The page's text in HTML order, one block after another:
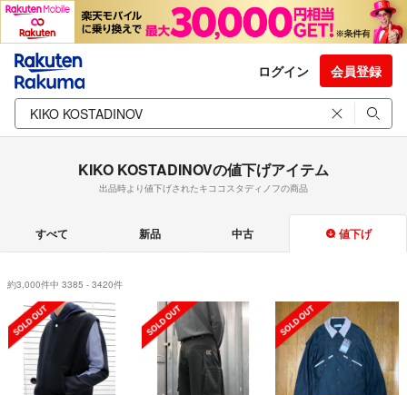
ログイン 会員登録
KIKO KOSTADINOVの値下げアイテム
出品時より値下げされたキココスタディノフの商品
すべて 新品 中古 値下げ
約3,000件中 3385 - 3420件